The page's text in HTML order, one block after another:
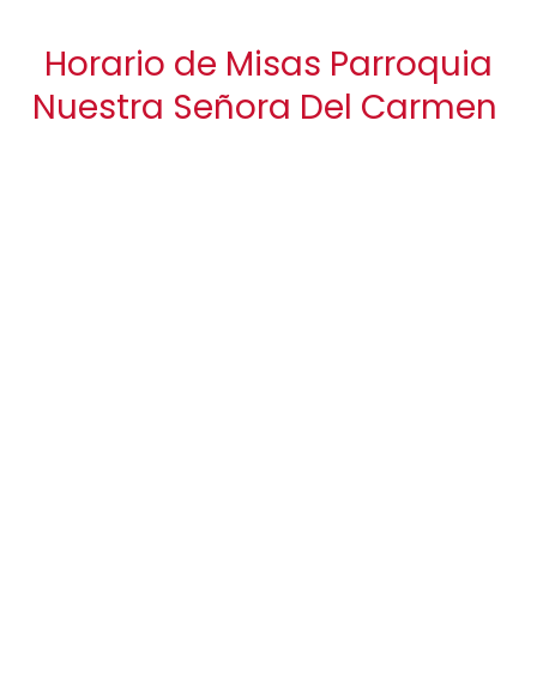
Horario de Misas Parroquia
Nuestra Señora Del Carmen